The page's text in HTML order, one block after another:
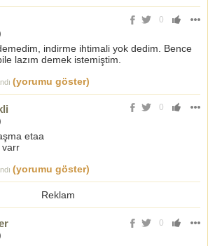
0
indirme ihtimali yok dedim. Bence
lazım demek istemiştim.
(yorumu göster)
0
etaa
varr
(yorumu göster)
Reklam
0